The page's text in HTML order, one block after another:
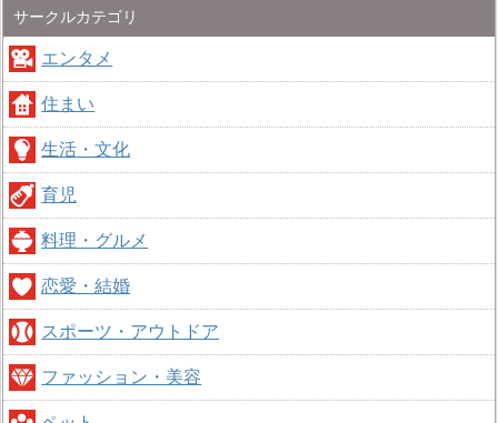
サークルカテゴリ
エンタメ
住まい
生活・文化
育児
料理・グルメ
恋愛・結婚
スポーツ・アウトドア
ファッション・美容